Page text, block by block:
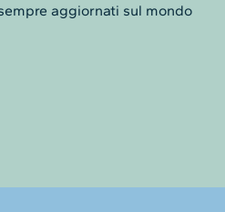
aggiornati sul mondo